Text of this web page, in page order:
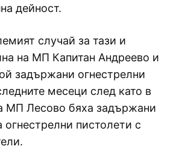
дейност.
случай за тази и
на МП Капитан Андреево и
задържани огнестрелни
месеци след като в
МП Лесово бяха задържани
огнестрелни пистолети с